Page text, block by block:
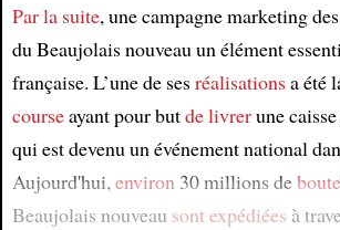
Par la suite, une campagne marketing
du Beaujolais nouveau un élément
française. L’une de sesréalisationsa été
courseayant pour butde livrerune
qui est devenu un événement national
Aujourd'hui, environ 30 millions de
Beaujolais nouveau sont expédiées à